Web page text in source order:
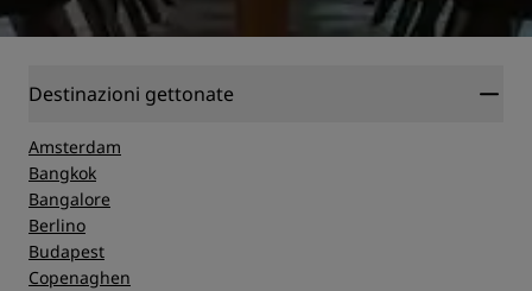
Destinazioni gettonate
Amsterdam
Bangkok
Bangalore
Berlino
Budapest
Copenaghen